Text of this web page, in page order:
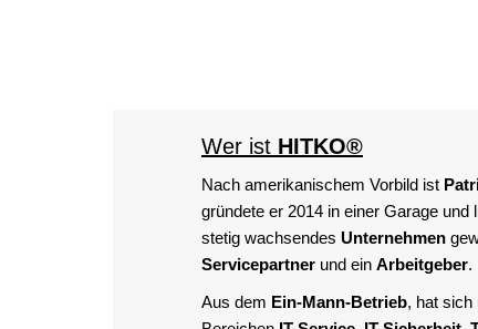
Wer ist HITKO®
Nach amerikanischem Vorbild ist
gründete er 2014 in einer Garage
stetig wachsendes Unternehmen
Servicepartner und ein Arbeitgeber.
Aus dem Ein-Mann-Betrieb, hat sich